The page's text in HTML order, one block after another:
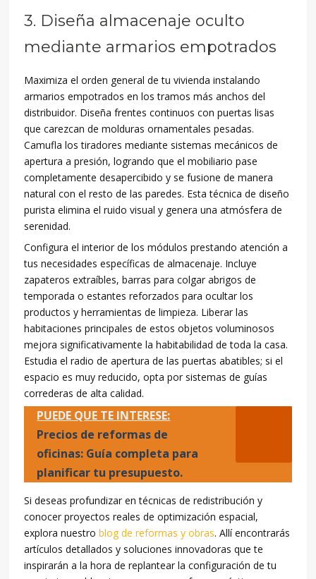
3. Diseña almacenaje oculto
mediante armarios empotrados
Maximiza el orden general de tu vivienda instalando
armarios empotrados en los tramos más anchos del
distribuidor. Diseña frentes continuos con puertas lisas
que carezcan de molduras ornamentales pesadas.
Camufla los tiradores mediante sistemas mecánicos de
apertura a presión, logrando que el mobiliario pase
completamente desapercibido y se fusione de manera
natural con el resto de las paredes. Esta técnica de diseño
purista elimina el ruido visual y genera una atmósfera de
serenidad.
Configura el interior de los módulos prestando atención a
tus necesidades específicas de almacenaje. Incluye
zapateros extraíbles, barras para colgar abrigos de
temporada o estantes reforzados para ocultar los
productos y herramientas de limpieza. Liberar las
habitaciones principales de estos objetos voluminosos
mejora significativamente la habitabilidad de toda la casa.
Estudia el radio de apertura de las puertas abatibles; si el
espacio es muy reducido, opta por sistemas de guías
correderas de alta calidad.
PUEDE QUE TE INTERESE:
Precios de reformas de
oficinas: Guía completa para
planificar tu presupuesto.
Si deseas profundizar en técnicas de redistribución y
conocer proyectos reales de optimización espacial,
explora nuestroblog de reformas y obras. Allí encontrarás
artículos detallados y soluciones innovadoras que te
inspirarán a la hora de replantear la configuración de tu